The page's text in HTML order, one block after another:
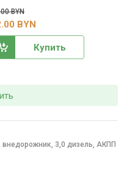
BYN
BYN
Купить
внедорожник, 3,0 дизель, АКПП